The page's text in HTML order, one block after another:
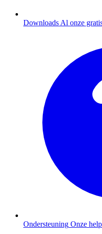
Downloads Al onze
Ondersteuning Onze